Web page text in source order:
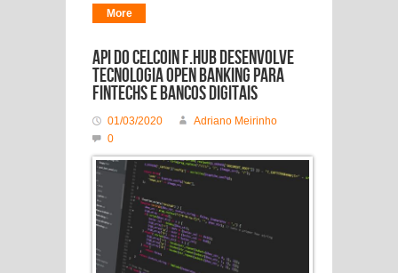
More
API do Celcoin F.Hub desenvolve
tecnologia Open Banking para
fintechs e bancos digitais
01/03/2020
Adriano Meirinho
0